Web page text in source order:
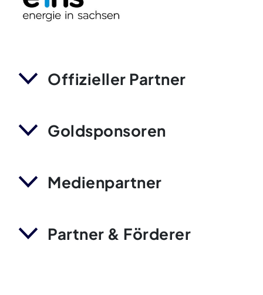
Offizieller Partner
Goldsponsoren
Medienpartner
Partner & Förderer